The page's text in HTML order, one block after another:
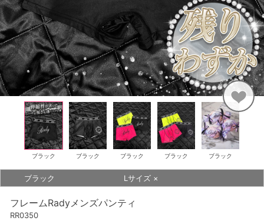
ブラック ブラック ブラック ブラック ブラック
ブラック Lサイズ ×
フレームRadyメンズパンティ
RR0350